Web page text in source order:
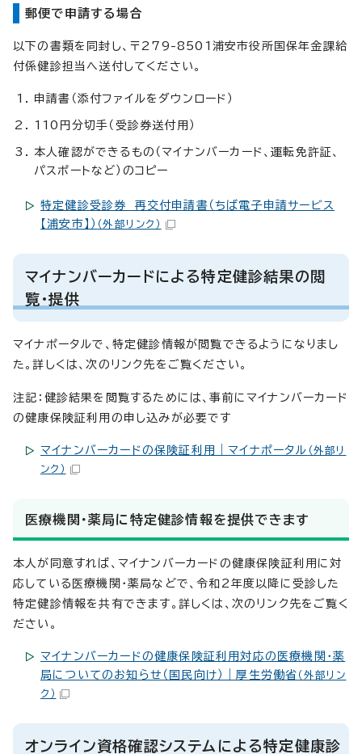
郵便で申請する場合
以下の書類を同封し、〒279-8501浦安市役所国保年金課給
付係健診担当へ送付してください。
申請書（添付ファイルをダウンロード）
110円分切手（受診券送付用）
本人確認ができるもの（マイナンバーカード、運転免許証、
パスポートなど）のコピー
特定健診受診券 再交付申請書（ちば電子申請サービス
【浦安市】） （外部リンク）
マイナンバーカードによる特定健診結果の閲
覧・提供
マイナポータルで、特定健診情報が閲覧できるようになりまし
た。詳しくは、次のリンク先をご覧ください。
注記：健診結果を閲覧するためには、事前にマイナンバーカード
の健康保険証利用の申し込みが必要です
マイナンバーカードの保険証利用｜マイナポータル （外部リ
ンク）
医療機関・薬局に特定健診情報を提供できます
本人が同意すれば、マイナンバーカードの健康保険証利用に対
応している医療機関・薬局などで、令和2年度以降に受診した
特定健診情報を共有できます。詳しくは、次のリンク先をご覧く
ださい。
マイナンバーカードの健康保険証利用対応の医療機関・薬
局についてのお知らせ（国民向け）｜厚生労働省 （外部リン
ク）
オンライン資格確認システムによる特定健康診